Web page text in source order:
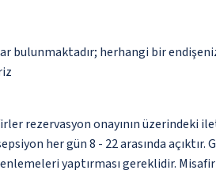
herhangi bir
rezervasyon onayının üzerindeki
her gün 8 - 22 arasında
yaptırması gereklidir.